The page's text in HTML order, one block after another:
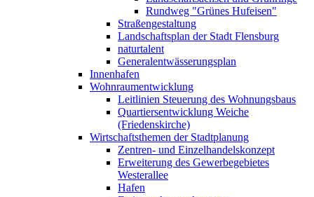
Rundweg "Grünes Hufeisen"
Straßengestaltung
Landschaftsplan der Stadt Flensburg
naturtalent
Generalentwässerungsplan
Innenhafen
Wohnraumentwicklung
Leitlinien Steuerung des Wohnungsbaus
Quartiersentwicklung Weiche
(Friedenskirche)
Wirtschaftsthemen der Stadtplanung
Zentren- und Einzelhandelskonzept
Erweiterung des Gewerbegebietes
Westerallee
Hafen